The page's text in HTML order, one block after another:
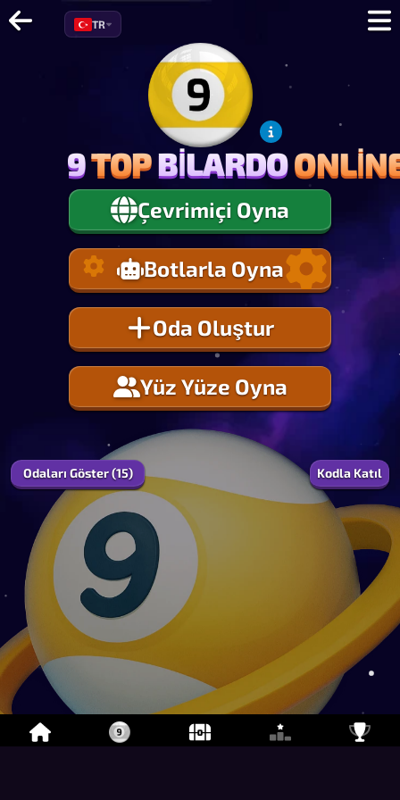
TR
9TOPBILARDO
9TOPBILARDO
Çevrimiçi Oyna
Botlarla Oyna
Oda Oluştur
Yüz Yüze Oyna
Odaları Göster (15) Kodla Katıl